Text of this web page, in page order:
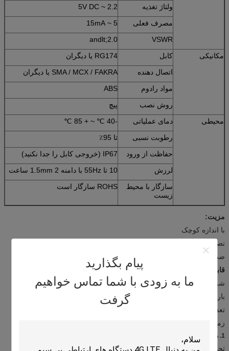
پیام بگذارید
ما به زودی با شما تماس خواهیم
گرفت
ولتاژ تغذیه
2.2 ~ 5V DC
مصرف فعلی
5 ~ 15mA
VSWR
andlt;2.0
مکانیکی
کابل
RG174 یا دیگران
اتصال دهنده
SMA / MCX / FAKRA یا دیگران
مواد رادوم
ABS
روش نصب
پیچ
محیطی
دمای عملیاتی
-40 ℃ ~ + 85 ℃
رطوبت نسبی
تا 95٪
حفاظت از ورود
IP67 (خروجی کابل را جدا نکنید)
لرزش
10 تا 55Hz با دامنه 1.5mm 2 ساعت
سازگار با محیط
زیست
ROHS سازگار است
مزیت:
با اندازه کوچک
نصب اسکرو
ضد آب IP67
قابلیت اطمینان
شرایط: دما: 40 ± 5 ℃
بار: DC = 5 V ± 0.5 V
تعداد: 2000pcs
زمان پایدار: 480 ساعت
1. مشخصات محیطی
تحمل محیط زیست پست (به فرم 1 ~ 2 مراجعه کنید)